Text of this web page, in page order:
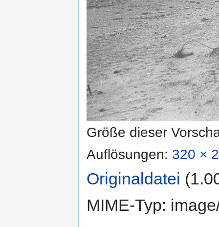
Größe dieser
Auflösungen: 320 ×
Originaldatei
MIME-Typ: